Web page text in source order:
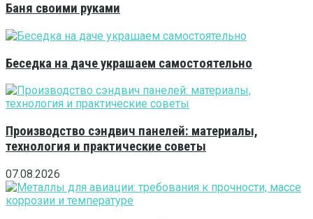
Баня своими руками
Беседка на даче украшаем самостоятельно
Производство сэндвич панелей: материалы,
технология и практические советы
07.08.2026